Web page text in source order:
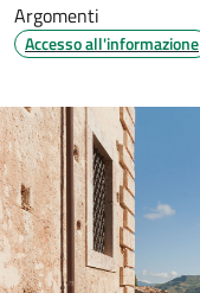
Argomenti
Accesso all'informazione